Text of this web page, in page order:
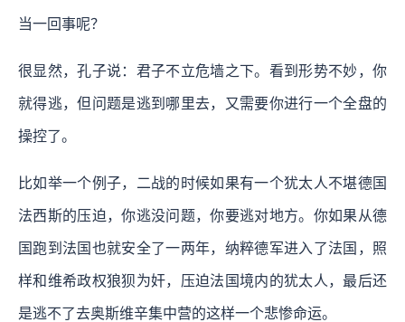
当一回事呢？
很显然，孔子说：君子不立危墙之下。看到形势不妙，你
就得逃，但问题是逃到哪里去，又需要你进行一个全盘的
操控了。
比如举一个例子，二战的时候如果有一个犹太人不堪德国
法西斯的压迫，你逃没问题，你要逃对地方。你如果从德
国跑到法国也就安全了一两年，纳粹德军进入了法国，照
样和维希政权狼狈为奸，压迫法国境内的犹太人，最后还
是逃不了去奥斯维辛集中营的这样一个悲惨命运。